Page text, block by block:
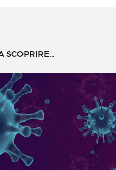
SCOPRIRE...